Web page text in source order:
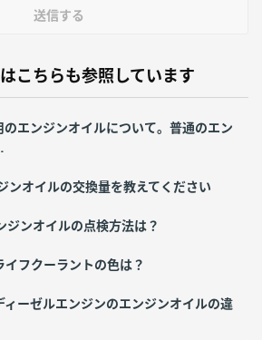
送信する
こちらも参照しています
のエンジンオイルについて。普通のエン
ンオイルの交換量を教えてください
ジンオイルの点検方法は？
フクーラントの色は？
ィーゼルエンジンのエンジンオイルの違